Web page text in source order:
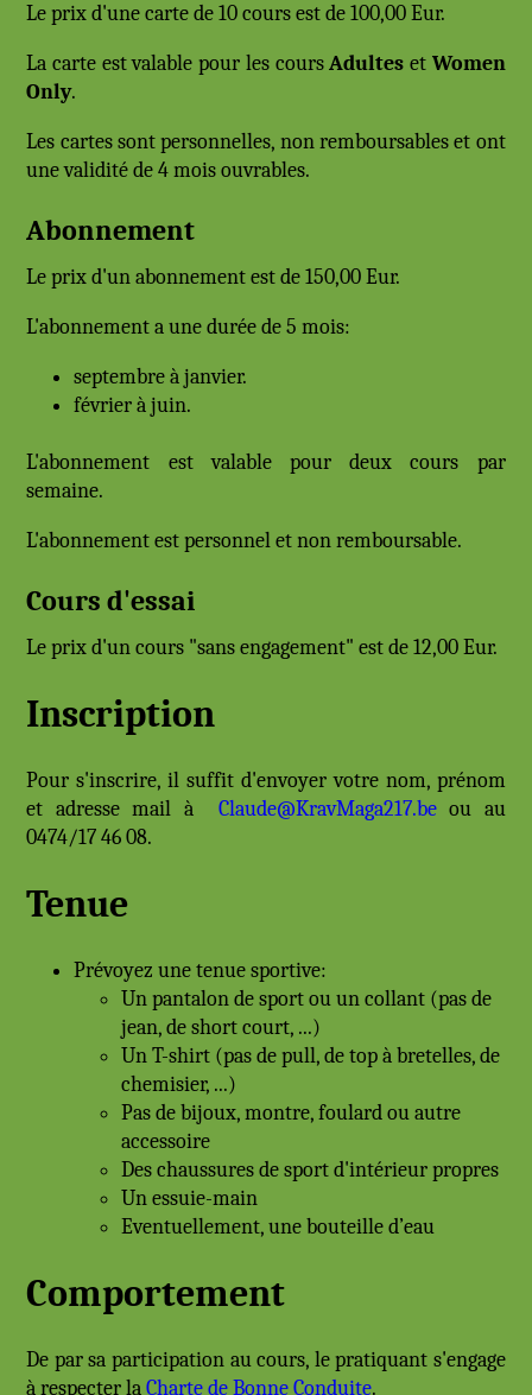
Le prix d'une carte de 10 cours est de 100,00 Eur.
La carte est valable pour les coursAdultes et Women
Only.
Les cartes sont personnelles, non remboursables et ont
une validité de 4 mois ouvrables.
Abonnement
Le prix d'un abonnement est de 150,00 Eur.
L'abonnement a une durée de 5 mois:
septembre à janvier.
février à juin.
L'abonnement est valable pour deux cours par
semaine.
L'abonnement est personnel et non remboursable.
Cours d'essai
Le prix d'un cours "sans engagement" est de 12,00 Eur.
Inscription
Pour s'inscrire, il suffit d'envoyer votre nom, prénom
et adresse mail à Claude@KravMaga217.beou au
0474/17 46 08.
Tenue
Prévoyez une tenue sportive:
Un pantalon de sport ou un collant (pas de
jean, de short court, ...)
Un T-shirt (pas de pull, de top à bretelles, de
chemisier, ...)
Pas de bijoux, montre, foulard ou autre
accessoire
Des chaussures de sport d'intérieur propres
Un essuie-main
Eventuellement, une bouteille d’eau
Comportement
De par sa participation au cours, le pratiquant s'engage
à respecter laCharte de Bonne Conduite.